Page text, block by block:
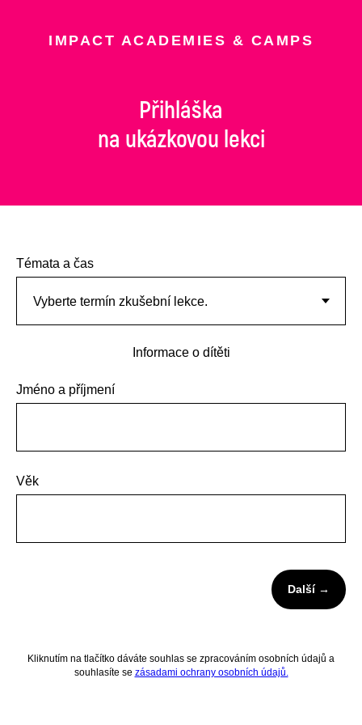
IMPACT ACADEMIES & CAMPS
Přihláška
na ukázkovou lekci
Témata a čas
Informace o dítěti
Jméno a příjmení
Věk
Další →
Kliknutím na tlačítko dáváte souhlas se zpracováním osobních údajů a
souhlasíte se zásadami ochrany osobních údajů.